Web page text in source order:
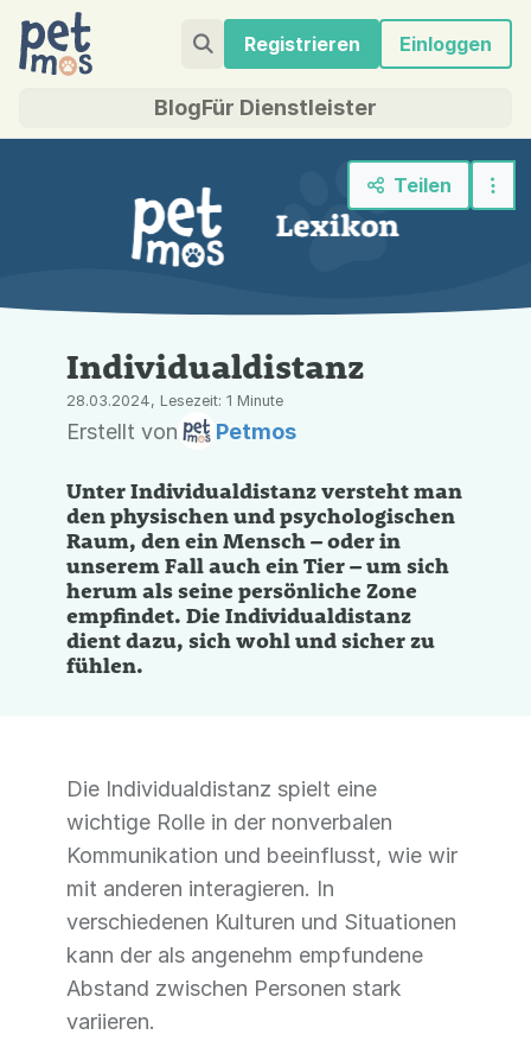
Registrieren Einloggen
BlogFür Dienstleister
Teilen
Individualdistanz
28.03.2024, Lesezeit: 1 Minute
Erstellt von Petmos
Unter Individualdistanz versteht man
den physischen und psychologischen
Raum, den ein Mensch – oder in
unserem Fall auch ein Tier – um sich
herum als seine persönliche Zone
empfindet. Die Individualdistanz
dient dazu, sich wohl und sicher zu
fühlen.
Die Individualdistanz spielt eine
wichtige Rolle in der nonverbalen
Kommunikation und beeinflusst, wie wir
mit anderen interagieren. In
verschiedenen Kulturen und Situationen
kann der als angenehm empfundene
Abstand zwischen Personen stark
variieren.